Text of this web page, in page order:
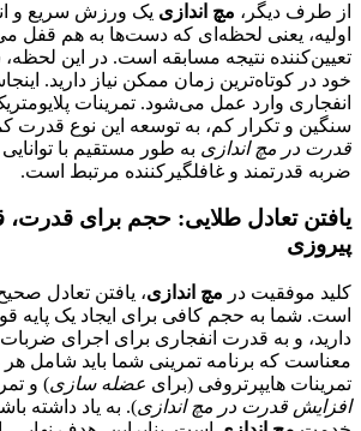
از طرف دیگر، مچ اندازی یک ورزش سریع و
اولیه، یعنی لحظه‌ای که دست‌ها به هم قفل
تعیین‌کننده نتیجه مسابقه است. در این
خود در کوتاه‌ترین زمان ممکن نیاز دارید.
انفجاری وارد عمل می‌شود. تمرینات
سنگین و تکرار کم، به توسعه این نوع قدرت
قدرت در مچ اندازی به طور مستقیم با
ضربه قدرتمند و غافلگیرکننده مرتبط است.
یافتن تعادل طلایی: حجم برای
پیروزی
کلید موفقیت در مچ اندازی، یافتن تعادل
است. شما به حجم کافی برای ایجاد یک پایه
دارید، و به قدرت انفجاری برای اجرای ضربات
معناست که برنامه تمرینی شما باید شامل هر
تمرینات هایپرتروفی (برای عضله سازی) و
افزایش قدرت در مچ اندازی). به یاد داشته